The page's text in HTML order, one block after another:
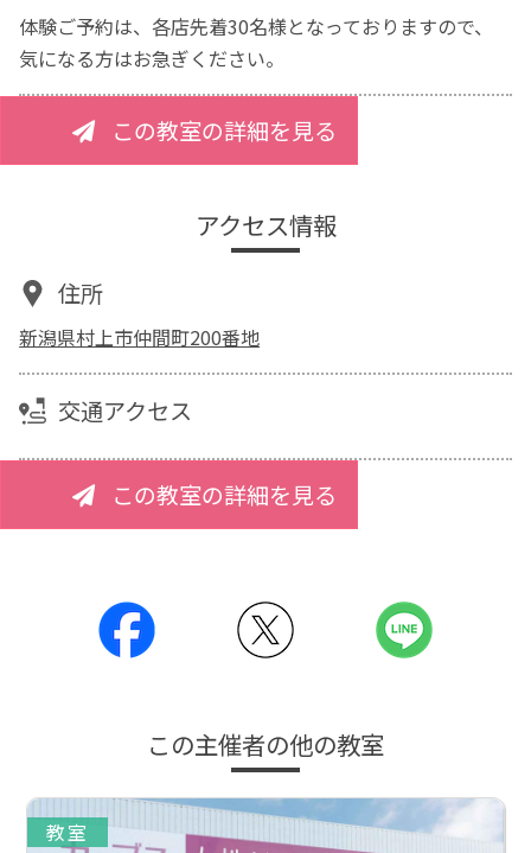
体験ご予約は、各店先着30名様となっておりますので、
気になる方はお急ぎください。
この教室の詳細を見る
アクセス情報
住所
新潟県村上市仲間町200番地
交通アクセス
この教室の詳細を見る
この主催者の他の教室
教室